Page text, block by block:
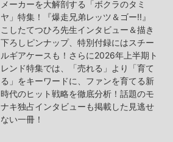
メーカーを大解剖する「ボクラのタミ
ヤ」特集！『爆走兄弟レッツ＆ゴー!!』
こしたてつひろ先生インタビュー＆描き
下ろしピンナップ、特別付録にはスチー
ルギアケースも！さらに2026年上半期ト
レンド特集では、「売れる」より「育て
る」をキーワードに、ファンを育てる新
時代のヒット戦略を徹底分析！話題のモ
ナキ独占インタビューも掲載した見逃せ
ない一冊！